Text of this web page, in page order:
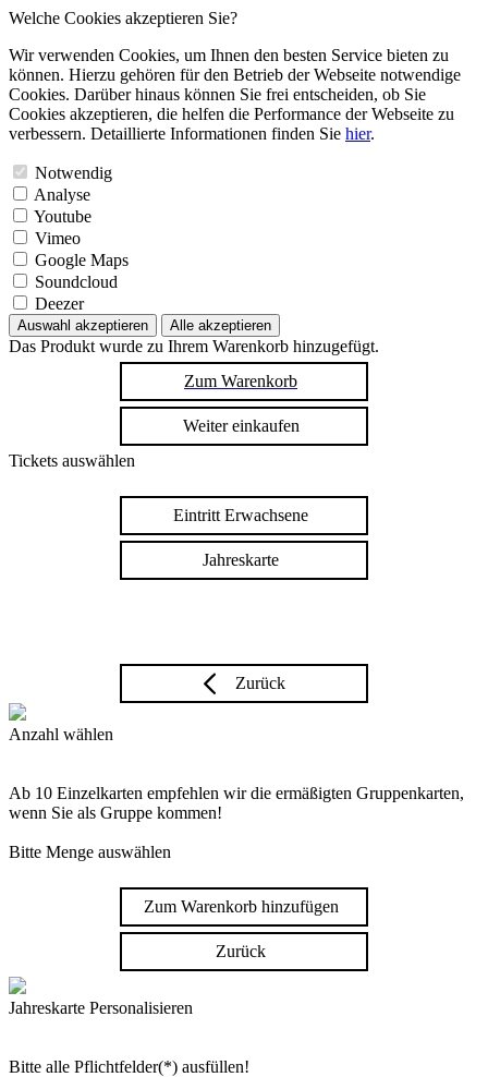
Welche Cookies akzeptieren Sie?
Wir verwenden Cookies, um Ihnen den besten Service bieten zu
können. Hierzu gehören für den Betrieb der Webseite notwendige
Cookies. Darüber hinaus können Sie frei entscheiden, ob Sie
Cookies akzeptieren, die helfen die Performance der Webseite zu
verbessern. Detaillierte Informationen finden Sie hier.
Notwendig
Analyse
Youtube
Vimeo
Google Maps
Soundcloud
Deezer
Auswahl akzeptieren Alle akzeptieren
Das Produkt wurde zu Ihrem Warenkorb hinzugefügt.
Zum Warenkorb
Weiter einkaufen
Tickets auswählen
Eintritt Erwachsene
Jahreskarte
Zurück
Anzahl wählen
Ab 10 Einzelkarten empfehlen wir die ermäßigten Gruppenkarten,
wenn Sie als Gruppe kommen!
Bitte Menge auswählen
Zum Warenkorb hinzufügen
Zurück
Jahreskarte Personalisieren
Bitte alle Pflichtfelder(*) ausfüllen!